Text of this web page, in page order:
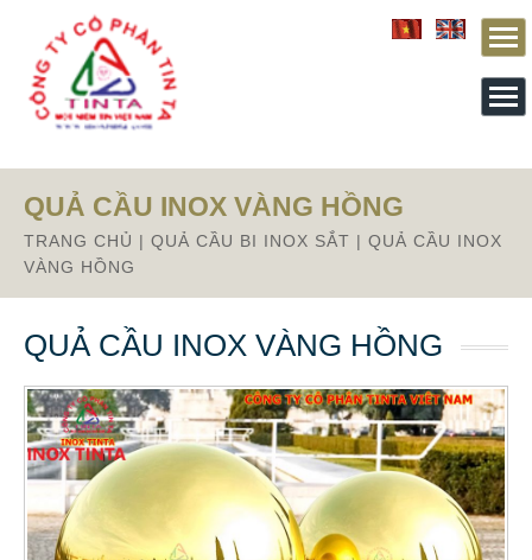
From this section downward is Zalo source code
QUẢ CẦU INOX VÀNG HỒNG
TRANG CHỦ | QUẢ CẦU BI INOX SẮT | QUẢ CẦU INOX
VÀNG HỒNG
QUẢ CẦU INOX VÀNG HỒNG